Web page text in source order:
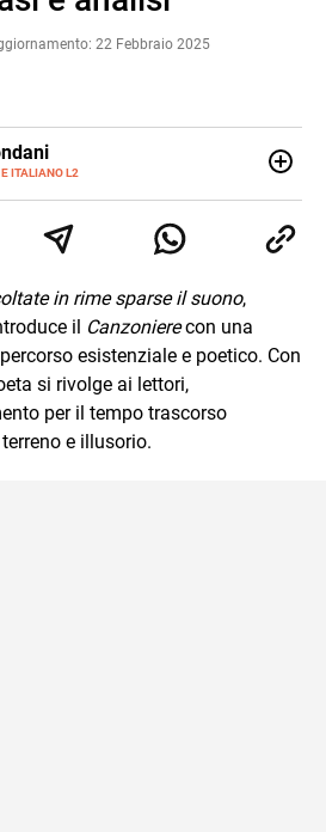
22 Febbraio 2025
ITALIANO L2
grado. Mi occupo inoltre di
e contenuti per il web. Amo i saggi
in rime sparse il suono,
il Canzonierecon una
esistenziale e poetico. Con
si rivolge ai lettori,
per il tempo trascorso
e illusorio.